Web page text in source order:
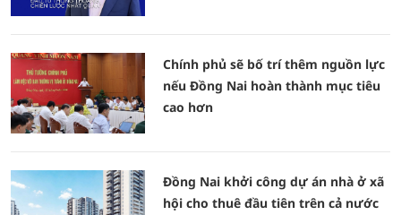
Chính phủ sẽ bố trí thêm nguồn lực
nếu Đồng Nai hoàn thành mục tiêu
cao hơn
Đồng Nai khởi công dự án nhà ở xã
hội cho thuê đầu tiên trên cả nước